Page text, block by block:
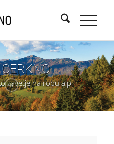
zavetje na robualp
CERKNO